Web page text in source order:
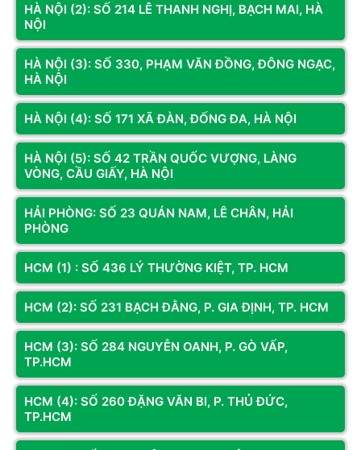
Khe cắm mở
rộng
Kết nối mạng RJ45 Gigabit LAN 10/100/1000M
Cổng xuất hình
ảnh
HDMI, VGA
Cổng I/O phía
sau
Xem thêm
Đánh giá & Nhận xét về MAIN GREATWALL H610M-A
(LGA1700, M-ATX, RAM DDR4)
0/5
0 đánh giá & nhận xét
5 sao
4 sao
3 sao
1 sao
Bạn đã dùng sản phẩm này?
HÀ NỘI (2): SỐ 214 LÊ THANH NGHỊ, BẠCH MAI, HÀ
NỘI
HÀ NỘI (3): SỐ 330, PHẠM VĂN ĐỒNG, ĐÔNG NGẠC,
HÀ NỘI
HÀ NỘI (4): SỐ 171 XÃ ĐÀN, ĐỐNG ĐA, HÀ NỘI
HÀ NỘI (5): SỐ 42 TRẦN QUỐC VƯỢNG, LÀNG
VÒNG, CẦU GIẤY, HÀ NỘI
HẢI PHÒNG: SỐ 23 QUÁN NAM, LÊ CHÂN, HẢI
PHÒNG
HCM (1) : SỐ 436 LÝ THƯỜNG KIỆT, TP. HCM
HCM (2): SỐ 231 BẠCH ĐẰNG, P. GIA ĐỊNH, TP. HCM
HCM (3): SỐ 284 NGUYỄN OANH, P. GÒ VẤP,
TP.HCM
HCM (4): SỐ 260 ĐẶNG VĂN BI, P. THỦ ĐỨC,
TP.HCM